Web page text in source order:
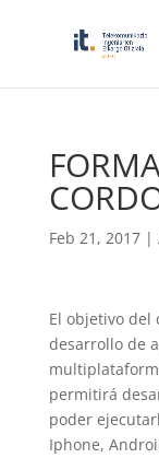
Feb 21, 2017|
El objetivo
desarrollo de
permitirá
poder
Iphone,